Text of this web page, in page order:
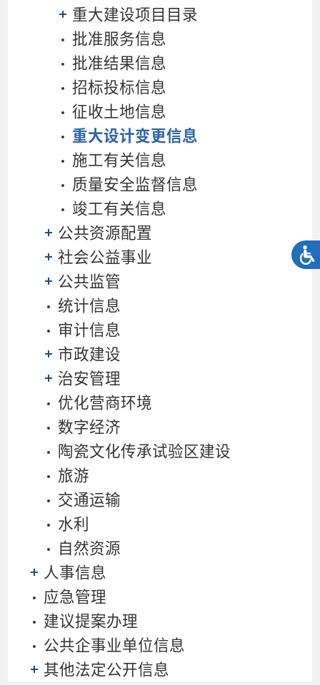
重大建设项目目录
批准服务信息
批准结果信息
招标投标信息
征收土地信息
重大设计变更信息
施工有关信息
质量安全监督信息
竣工有关信息
公共资源配置
社会公益事业
公共监管
统计信息
审计信息
市政建设
治安管理
优化营商环境
数字经济
陶瓷文化传承试验区建设
旅游
交通运输
水利
自然资源
人事信息
应急管理
建议提案办理
公共企事业单位信息
其他法定公开信息